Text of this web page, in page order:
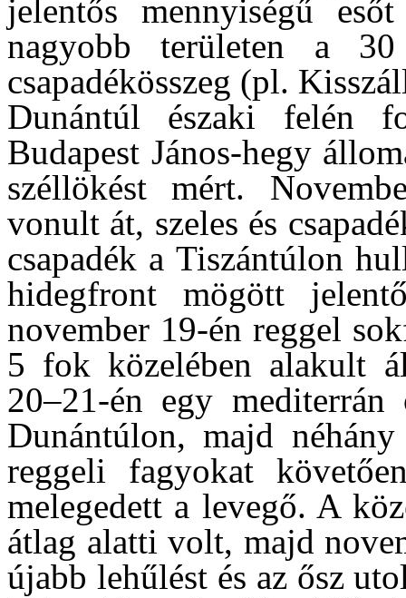
jelentős mennyiségű
nagyobb területen a
csapadékösszeg (pl.
Dunántúl északi felén
Budapest János-hegy
széllökést mért.
vonult át, szeles és
csapadék a Tiszántúlon
hidegfront mögött
november 19-én reggel
5 fok közelében alakult
20–21-én egy
Dunántúlon, majd
reggeli fagyokat
melegedett a levegő. A
átlag alatti volt, majd
újabb lehűlést és az ősz